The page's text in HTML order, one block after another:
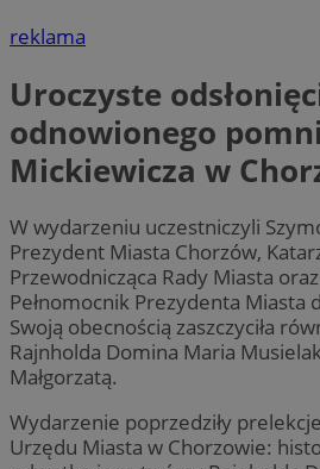
reklama
Uroczyste
odnowionego
Mickiewicza w
W wydarzeniu uczestniczyli
Prezydent Miasta Chorzów,
Przewodnicząca Rady Miasta
Pełnomocnik Prezydenta Miasta
Swoją obecnością zaszczyciła
Rajnholda Domina Maria
Małgorzatą.
Wydarzenie poprzedziły
Urzędu Miasta w Chorzowie: